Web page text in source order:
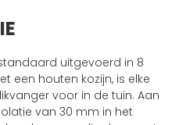
uitgevoerd in 8
een houten kozijn, is elke
voor in de tuin. Aan
van 30 mm in het